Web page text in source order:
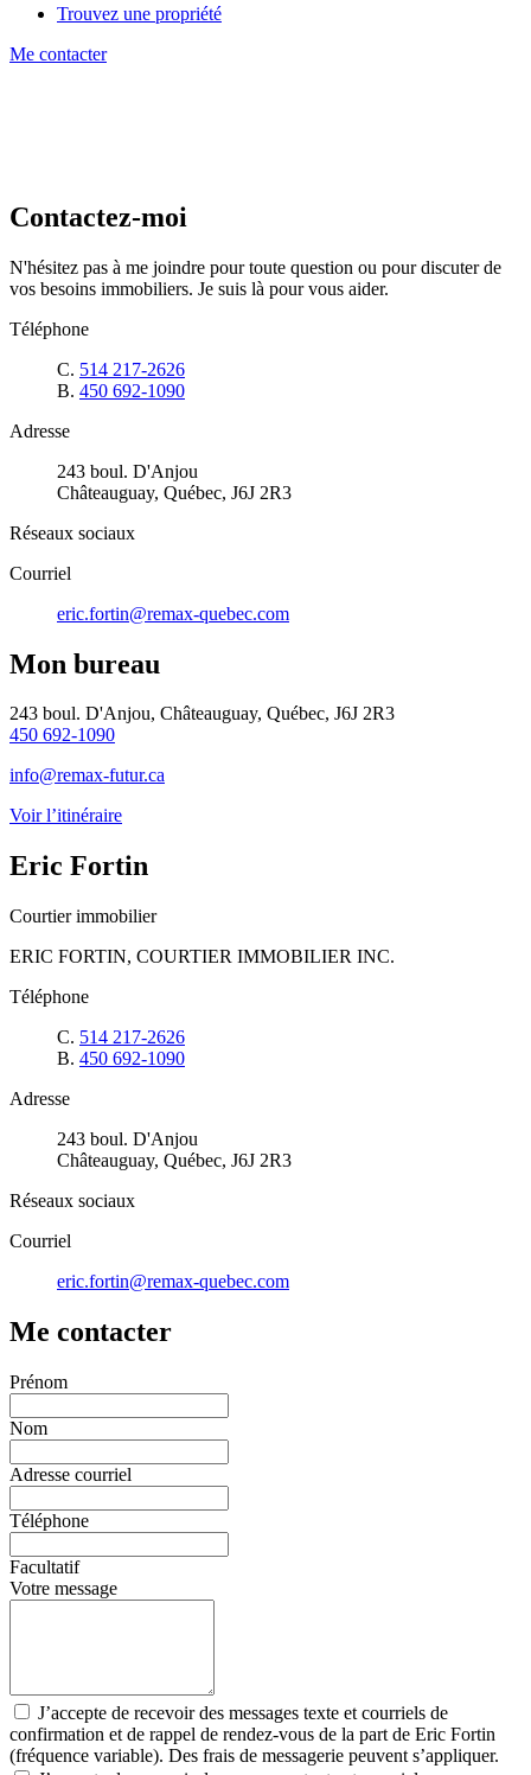
Trouvez une propriété
Me contacter
Contactez-moi
N'hésitez pas à me joindre pour toute question ou pour discuter de
vos besoins immobiliers. Je suis là pour vous aider.
Téléphone
C. 514 217-2626
B. 450 692-1090
Adresse
243 boul. D'Anjou
Châteauguay, Québec, J6J 2R3
Réseaux sociaux
Courriel
eric.fortin@remax-quebec.com
Mon bureau
243 boul. D'Anjou, Châteauguay, Québec, J6J 2R3
450 692-1090
info@remax-futur.ca
Voir l’itinéraire
Eric Fortin
Courtier immobilier
ERIC FORTIN, COURTIER IMMOBILIER INC.
Téléphone
C. 514 217-2626
B. 450 692-1090
Adresse
243 boul. D'Anjou
Châteauguay, Québec, J6J 2R3
Réseaux sociaux
Courriel
eric.fortin@remax-quebec.com
Me contacter
Prénom
Nom
Adresse courriel
Téléphone
Facultatif
Votre message
J’accepte de recevoir des messages texte et courriels de
confirmation et de rappel de rendez-vous de la part de Eric Fortin
(fréquence variable). Des frais de messagerie peuvent s’appliquer.